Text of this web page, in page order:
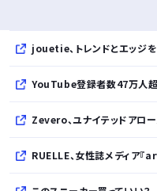
jouetie、トレンドとエッジを
YouTube登録者数47万人超のファッションデザイナーMB氏
Zevero、ユナイテッドアローズのサステナビリテ
RUELLE、女性誌メディア『